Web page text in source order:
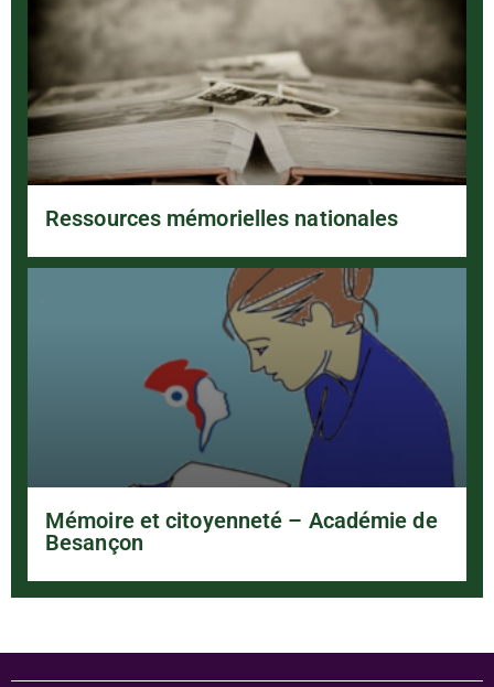
Ressources mémorielles nationales
Mémoire et citoyenneté – Académie de
Besançon